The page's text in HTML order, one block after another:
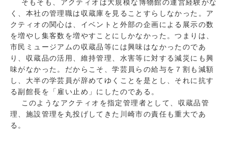
そもそも、アクティオは大規模な博物館の運営経験がな
く、本社の管理職は収蔵庫を見ることすらしなかった。ア
クティオの関心は、イベントと外部の企画による展示の数
を増やし集客数を増やすことにしかなかった。つまりは、
市民ミュージアムの収蔵品等には興味はなかったのであ
り、収蔵品の活用、維持管理、水害等に対する減災にも興
味がなかった。だからこそ、学芸員らの給与を７割も減額
し、大半の学芸員が辞めてゆくことを是とし、それに抗す
る副館長を「雇い止め」にしたのである。
このようなアクティオを指定管理者として、収蔵品管
理、施設管理を丸投げしてきた川崎市の責任も重大であ
る。